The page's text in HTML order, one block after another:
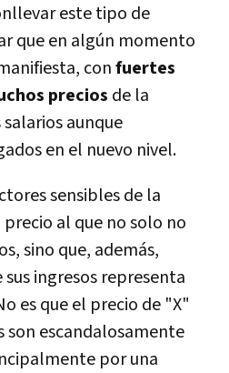
este tipo de
que en algún momento
confuertes
precios de la
aunque
en el nuevo nivel.
sensibles de la
al que no solo no
sino que, además,
ingresos representa
es que el precio de "X"
son escandalosamente
por una